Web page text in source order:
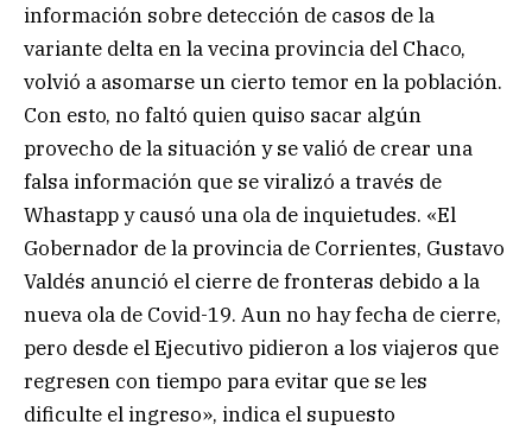
información sobre detección de casos de la
variante delta en la vecina provincia del Chaco,
volvió a asomarse un cierto temor en la población.
Con esto, no faltó quien quiso sacar algún
provecho de la situación y se valió de crear una
falsa información que se viralizó a través de
Whastapp y causó una ola de inquietudes. «El
Gobernador de la provincia de Corrientes, Gustavo
Valdés anunció el cierre de fronteras debido a la
nueva ola de Covid-19. Aun no hay fecha de cierre,
pero desde el Ejecutivo pidieron a los viajeros que
regresen con tiempo para evitar que se les
dificulte el ingreso», indica el supuesto